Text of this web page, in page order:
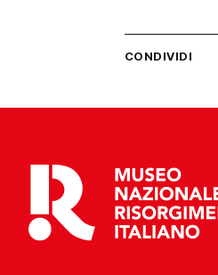
CONDIVIDI